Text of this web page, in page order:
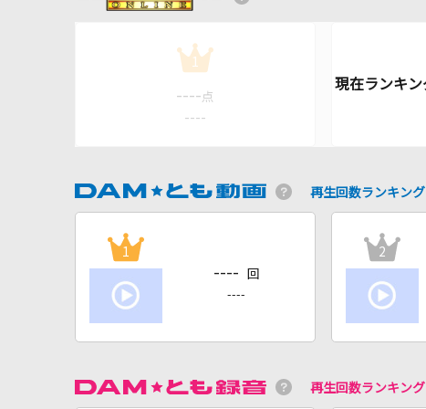
1
---- 点
----
再生回数ランキング
1
---- 回
----
2
再生回数ランキング